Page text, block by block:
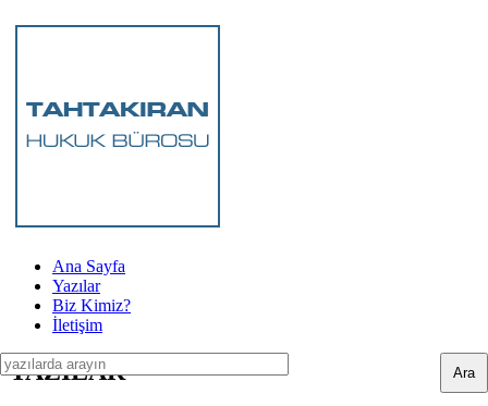
Ana Sayfa
Yazılar
Biz Kimiz?
İletişim
YAZILAR